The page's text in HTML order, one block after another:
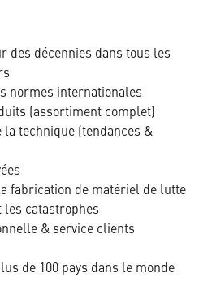
des décennies dans tous les
normes internationales
(assortiment complet)
technique (tendances &
fabrication de matériel de lutte
catastrophes
& service clients
de 100 pays dans le monde